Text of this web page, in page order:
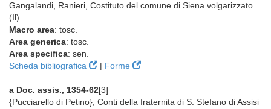
Gangalandi, Ranieri, Costituto del comune di Siena volgarizzato
(Il)
Macro area: tosc.
Area generica: tosc.
Area specifica: sen.
Scheda bibliografica
| Forme
a Doc. assis., 1354-62[3]
{Pucciarello di Petino}, Conti della fraternita di S. Stefano di Assisi